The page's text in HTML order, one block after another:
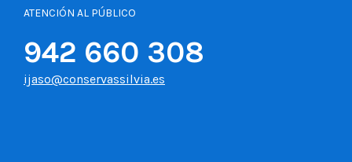
ATENCIÓN AL PÚBLICO
942 660 308
ijaso@conservassilvia.es